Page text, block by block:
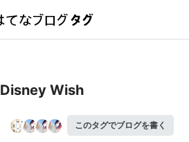
Disney Wish
このタグでブログを書く